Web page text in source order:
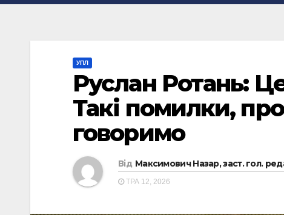
УПЛ
Руслан Ротань:
Такі помилки,
говоримо
Від Максимович Назар, заст. гол.
ТРА 12, 2026